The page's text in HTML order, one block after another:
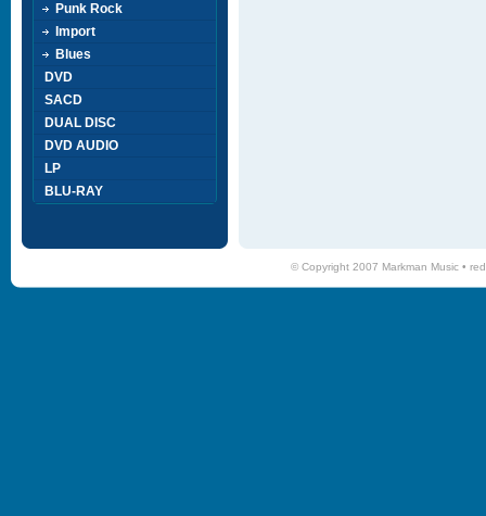
Punk Rock
Import
Blues
DVD
SACD
DUAL DISC
DVD AUDIO
LP
BLU-RAY
© Copyright 2007 Markman Music •